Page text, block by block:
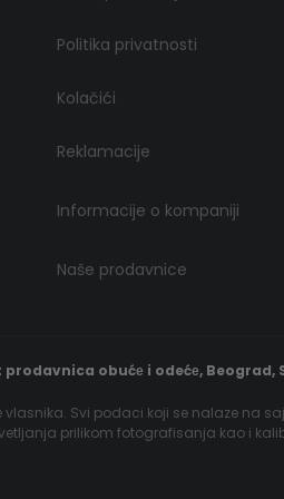
Politika privatnosti
Kolačići
Reklamacije
Informacije o kompaniji
Naše prodavnice
obućе i odećе, Beograd,
Svi podaci koji se nalaze na
prilikom fotografisanja kao i